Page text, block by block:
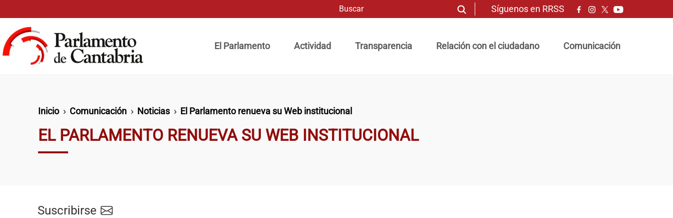
Síguenos en RRSS
El Parlamento
Actividad Transparencia Relación con el ciudadano Comunicación
Ruta de navegación
Inicio Comunicación Noticias El Parlamento renueva su Web institucional
EL PARLAMENTO RENUEVA SU WEB INSTITUCIONAL
Suscribirse